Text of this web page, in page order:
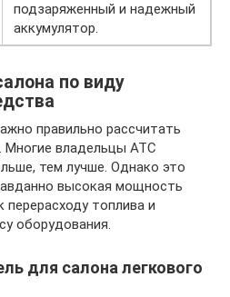
подзаряженный и надежный
аккумулятор.
по виду
правильно рассчитать
владельцы АТС
тем лучше. Однако это
высокая мощность
перерасходу топлива и
оборудования.
для салона легкового